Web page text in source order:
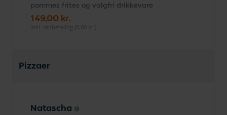
pommes frites og valgfri drikkevare
149,00 kr.
inkl. indbetaling (0,00 kr.)
Pizzaer
Natascha